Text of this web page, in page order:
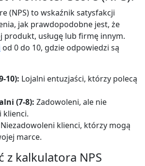
(NPS) to wskaźnik satysfakcji
jak prawdopodobne jest, że
produkt, usługę lub firmę innym.
od 0 do 10, gdzie odpowiedzi są
10): Lojalni entuzjaści, którzy polecą
(7-8): Zadowoleni, ale nie
klienci.
Niezadowoleni klienci, którzy mogą
marce.
z kalkulatora NPS